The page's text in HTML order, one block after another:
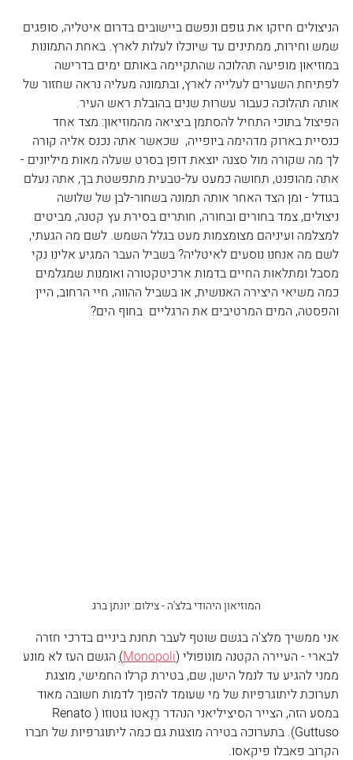
הניצולים חיזקו את גופם ונפשם ביישובים בדרום איטליה, סופגים
שמש וחירות, ממתינים עד שיוכלו לעלות לארץ. באחת התמונות
במוזיאון מופיעה תהלוכה שהתקיימה באותם ימים בדרישה
לפתיחת השערים לעלייה לארץ, ובתמונה מעליה נראה שחזור של
אותה תהלוכה כעבור עשרות שנים בהובלת ראש העיר.
הפיצול בתוכי התחיל להסתמן ביציאה מהמוזיאון: מצד אחד
כנסיית בארוק מדהימה ביופייה,  שכאשר אתה נכנס אליה קורה
לך מה שקורה מול סצנה יוצאת דופן בסרט שעלה מאות מיליונים -
אתה מהופנט, תחושה כמעט על-טבעית מתפשטת בך, אתה נעלם
בגודל - ומן הצד האחר אותה תמונה בשחור-לבן של שלושה
ניצולים, צמד בחורים ובחורה, חותרים בסירת עץ קטנה, מביטים
למצלמה ועיניהם מצומצמות מעט בגלל השמש. לשם מה הגעתי,
לשם מה אנחנו נוסעים לאיטליה? בשביל העבר המגיע אלינו נקי
מסבל ומתלאות החיים בדמות ארכיטקטורה ואומנות שמגלמים
כמה משיאי היצירה האנושית, או בשביל ההווה, חיי הרחוב, היין
והפסטה, המים המרטיבים את הרגליים  בחוף הים?
המוזיאון היהודי בלצ'ה - צילום: יונתן ברג
אני ממשיך מלצ'ה בגשם שוטף לעבר תחנת ביניים בדרכי חזרה
לבארי - העיירה הקטנה מונופולי (Monopoli
) הגשם העז לא מונע
ממני להגיע עד לנמל הישן, שם, בטירת קרלו החמישי, מוצגת
תערוכת ליתוגרפיות של מי שעומד להפוך לדמות חשובה מאוד
במסע הזה, הצייר הסיציליאני הנהדר רֶנָאטוֹ גוּטוּזוֹ (Renato
Guttuso). בתערוכה בטירה מוצגות גם כמה ליתוגרפיות של חברו
הקרוב פאבלו פיקאסו.